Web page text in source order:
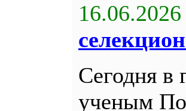
16.06.2026
Сегодня в
ученым